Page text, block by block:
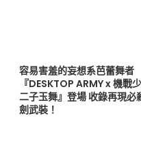
容易害羞的妄想系芭蕾舞者
『DESKTOP ARMY x 機戰
二子玉舞』登場 收錄再現必
劍武裝！